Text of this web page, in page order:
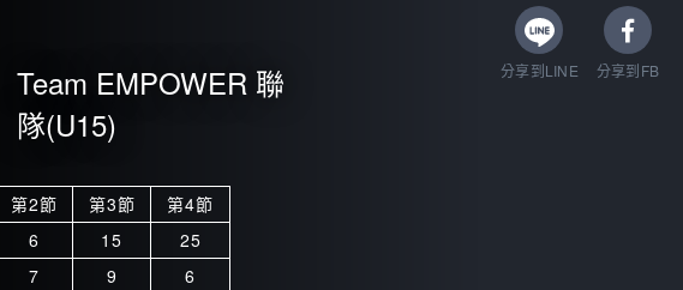
SBC輔大超級盃
EMPOWER引爆運動訓練
分享到LINE 分享到FB
Team EMPOWER 聯
隊(U15)
第2節 第3節
第4節
6 15
25
7 9 6